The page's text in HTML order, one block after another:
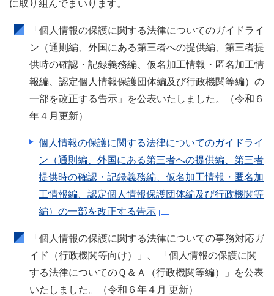
に取り組んでまいります。
「個人情報の保護に関する法律についてのガイドライ
ン（通則編、外国にある第三者への提供編、第三者提
供時の確認・記録義務編、仮名加工情報・匿名加工情
報編、認定個人情報保護団体編及び行政機関等編）の
一部を改正する告示」を公表いたしました。（令和６
年４月更新）
個人情報の保護に関する法律についてのガイドライ
ン（通則編、外国にある第三者への提供編、第三者
提供時の確認・記録義務編、仮名加工情報・匿名加
工情報編、認定個人情報保護団体編及び行政機関等
編）の一部を改正する告示
「個人情報の保護に関する法律についての事務対応ガ
イド（行政機関等向け）」、 「個人情報の保護に関
する法律についてのＱ＆Ａ（行政機関等編）」を公表
いたしました。（令和６年４月 更新）